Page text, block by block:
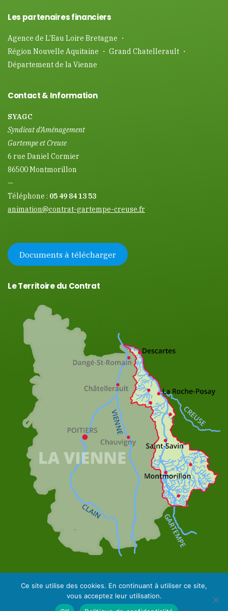
Les partenaires financiers
Agence de L’Eau Loire Bretagne ・
Région Nouvelle Aquitaine ・ Grand Chatellerault ・
Département de la Vienne
Contact & Information
SYAGC
Syndicat d’Aménagement
Gartempe et Creuse
6 rue Daniel Cormier
86500 Montmorillon
—
Téléphone : 05 49 84 13 53
animation@contrat-gartempe-creuse.fr
Documents à télécharger
Le Territoire du Contrat
Site Web by Mila Weissweiler - Textes by LS Com
Ce site utilise des cookies. En continuant à utiliser ce site,
vous acceptez leur utilisation.